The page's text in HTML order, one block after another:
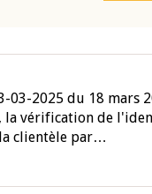
03-2025 du 18 mars
vérification de
clientèle par…